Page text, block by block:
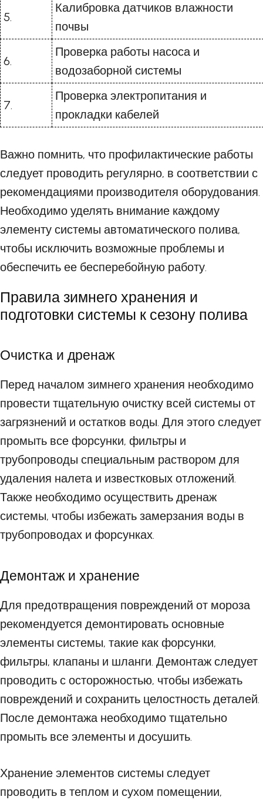
5.
Калибровка датчиков влажности
почвы
6.
Проверка работы насоса и
водозаборной системы
7.
Проверка электропитания и
прокладки кабелей
Важно помнить, что профилактические работы
следует проводить регулярно, в соответствии с
рекомендациями производителя оборудования.
Необходимо уделять внимание каждому
элементу системы автоматического полива,
чтобы исключить возможные проблемы и
обеспечить ее бесперебойную работу.
Правила зимнего хранения и
подготовки системы к сезону полива
Очистка и дренаж
Перед началом зимнего хранения необходимо
провести тщательную очистку всей системы от
загрязнений и остатков воды. Для этого следует
промыть все форсунки, фильтры и
трубопроводы специальным раствором для
удаления налета и известковых отложений.
Также необходимо осуществить дренаж
системы, чтобы избежать замерзания воды в
трубопроводах и форсунках.
Демонтаж и хранение
Для предотвращения повреждений от мороза
рекомендуется демонтировать основные
элементы системы, такие как форсунки,
фильтры, клапаны и шланги. Демонтаж следует
проводить с осторожностью, чтобы избежать
повреждений и сохранить целостность деталей.
После демонтажа необходимо тщательно
промыть все элементы и досушить.
Хранение элементов системы следует
проводить в теплом и сухом помещении,